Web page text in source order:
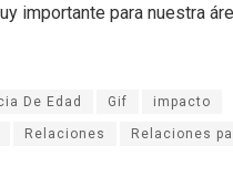
importante para nuestra
De Edad Gif impacto
Relaciones Relaciones